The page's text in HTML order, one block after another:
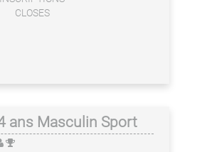
CLOSES
ans Masculin Sport